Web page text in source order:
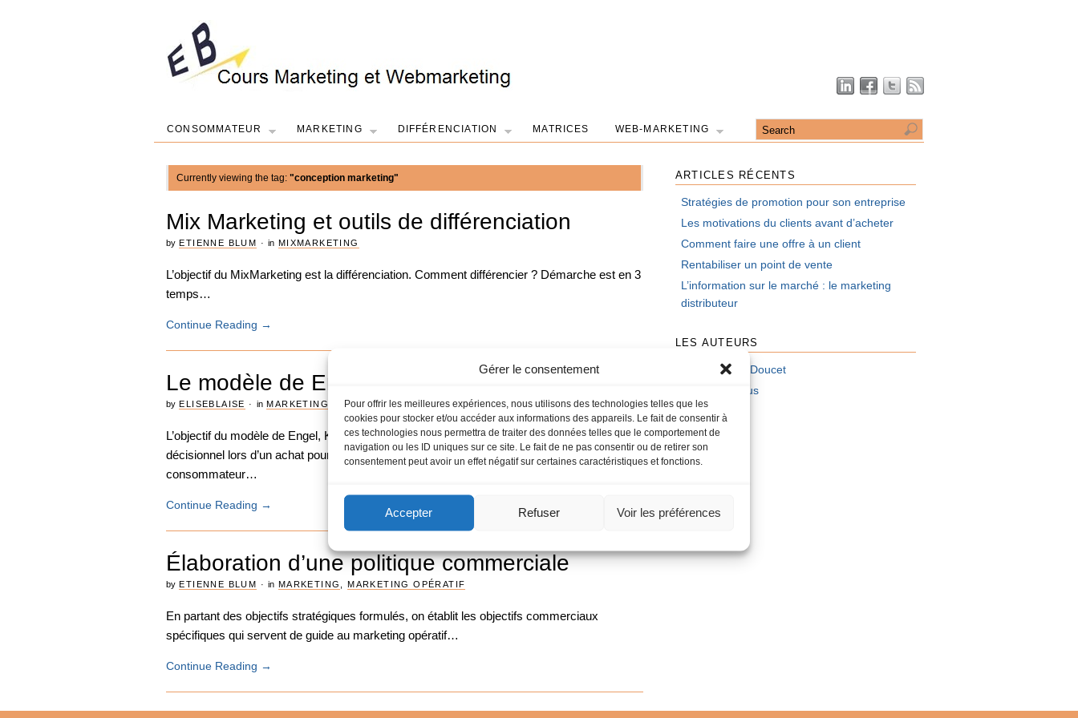
Gérer le consentement
Pour offrir les meilleures expériences, nous utilisons des technologies telles que les
cookies pour stocker et/ou accéder aux informations des appareils. Le fait de consentir à
ces technologies nous permettra de traiter des données telles que le comportement de
navigation ou les ID uniques sur ce site. Le fait de ne pas consentir ou de retirer son
consentement peut avoir un effet négatif sur certaines caractéristiques et fonctions.
Accepter Refuser Voir les préférences
CONSOMMATEUR MARKETING DIFFÉRENCIATION MATRICES WEB-MARKETING
Currently viewing the tag: "conception marketing"
Mix Marketing et outils de différenciation
by ETIENNE BLUM ·in MIXMARKETING
L’objectif du MixMarketing est la différenciation. Comment différencier ? Démarche est en 3
temps…
Continue Reading →
Le modèle de Engel, Kollat et Blackwell
by ELISEBLAISE ·in MARKETING COMPORTEMENTAL
L’objectif du modèle de Engel, Kollat et Blackwell est de mettre l’accent sur le processus
décisionnel lors d’un achat pour découvrir la manière et les raisons d’agir du
consommateur…
Continue Reading →
Élaboration d’une politique commerciale
by ETIENNE BLUM ·in MARKETING ,MARKETING OPÉRATIF
En partant des objectifs stratégiques formulés, on établit les objectifs commerciaux
spécifiques qui servent de guide au marketing opératif…
Continue Reading →
ARTICLES RÉCENTS
Stratégies de promotion pour son entreprise
Les motivations du clients avant d’acheter
Comment faire une offre à un client
Rentabiliser un point de vente
L’information sur le marché : le marketing
distributeur
LES AUTEURS
Anne-Sophie Doucet
contactez-nous
Elise Blaise
Etienne Blum